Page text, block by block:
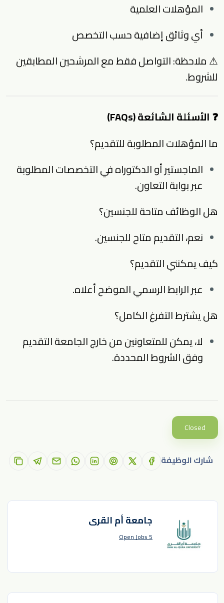
المؤهلات العلمية
أي وثائق إضافية حسب التخصص
⚠ ملاحظة: التواصل فقط مع المرشحين المطابقين
للشروط.
❓ الأسئلة الشائعة (FAQs)
ما المؤهلات المطلوبة للتقديم؟
الماجستير أو الدكتوراه في التخصصات المطلوبة
عبر بوابة التعاون.
هل الوظائف متاحة للجنسين؟
نعم، التقديم متاح للجنسين.
كيف يمكنني التقديم؟
عبر الرابط الرسمي الموضح أعلاه.
هل يشترط التفرغ الكامل؟
لا، يمكن للمتعاونين من خارج الجامعة التقديم
وفق الشروط المحددة.
Closed
شارك الوظيفة
جامعة أم القرى
5 Open Jobs